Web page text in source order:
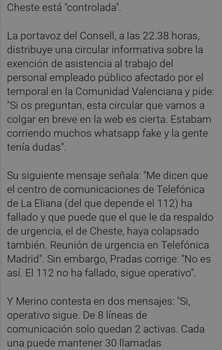
Cheste está "controlada".
La portavoz del Consell, a las 22.38 horas,
distribuye una circular informativa sobre la
exención de asistencia al trabajo del
personal empleado público afectado por el
temporal en la Comunidad Valenciana y pide:
"Si os preguntan, esta circular que vamos a
colgar en breve en la web es cierta. Estabam
corriendo muchos whatsapp fake y la gente
tenía dudas".
Su siguiente mensaje señala: "Me dicen que
el centro de comunicaciones de Telefónica
de La Eliana (del que depende el 112) ha
fallado y que puede que el que le da respaldo
de urgencia, el de Cheste, haya colapsado
también. Reunión de urgencia en Telefónica
Madrid". Sin embargo, Pradas corrige: "No es
así. El 112 no ha fallado, sigue operativo".
Y Merino contesta en dos mensajes: "Si,
operativo sigue. De 8 líneas de
comunicación solo quedan 2 activas. Cada
una puede mantener 30 llamadas